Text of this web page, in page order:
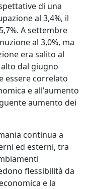
di una
al 3,4%, il
A settembre
al 3,0%, ma
era salito al
dal giugno
essere correlato
e all'aumento
aumento dei
continua a
ed esterni, tra
flessibilità da
e la